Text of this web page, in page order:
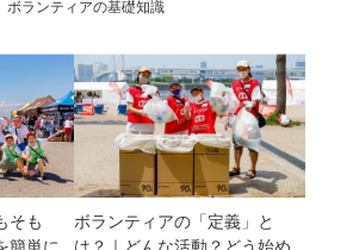
ボランティアの基礎知識
そも
ボランティアの「定義」と